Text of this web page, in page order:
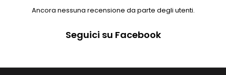
Ancora nessuna recensione da parte degli utenti.
Seguici su Facebook